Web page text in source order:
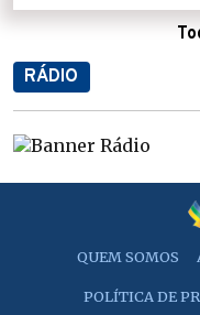
RÁDIO
QUEM SOMOS
POLÍTICA DE